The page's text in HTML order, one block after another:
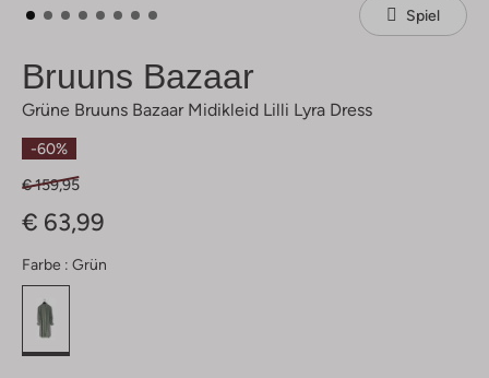
Spiel
Bruuns Bazaar
Grüne Bruuns Bazaar Midikleid Lilli Lyra Dress
-60%
€ 159,95
€ 63,99
Farbe : Grün